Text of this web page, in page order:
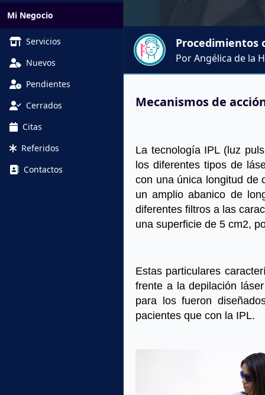
Mi Negocio
Servicios
Nuevos
Pendientes
Cerrados
Citas
Referidos
Contactos
Procedimientos
Por Angélica de la
Mecanismos de
La tecnología IPL (luz
los diferentes tipos de
con una única longitud de
un amplio abanico de
diferentes filtros a las
una superficie de 5 cm2,
Estas particulares
frente a la depilación
para los fueron
pacientes que con la IPL.